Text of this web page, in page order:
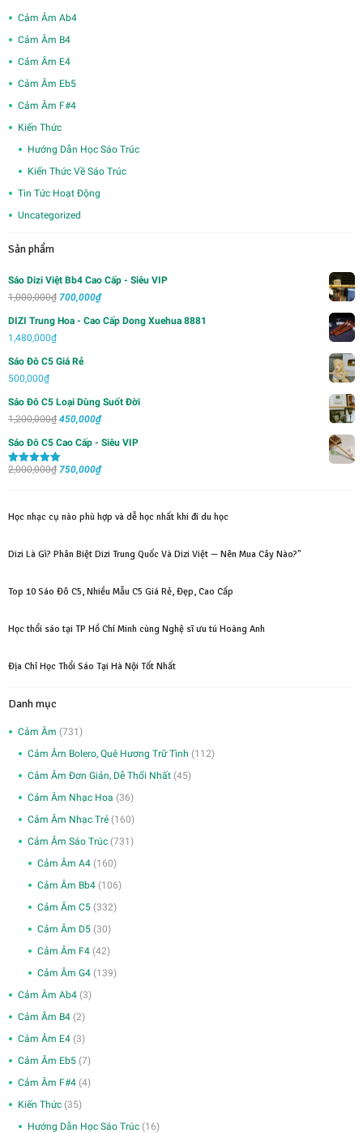
Cảm Âm Ab4
Cảm Âm B4
Cảm Âm E4
Cảm Âm Eb5
Cảm Âm F#4
Kiến Thức
Hướng Dẫn Học Sáo Trúc
Kiến Thức Về Sáo Trúc
Tin Tức Hoạt Động
Uncategorized
Sản phẩm
Sáo Dizi Việt Bb4 Cao Cấp - Siêu VIP
1,000,000₫ Giá
700,000₫Giá
DIZI Trung Hoa - Cao Cấp Dong Xuehua 8881
1,480,000₫
Sáo Đô C5 Giá Rẻ
500,000₫
Sáo Đô C5 Loại Dùng Suốt Đời
1,200,000₫ Giá
1,200,000₫.
450,000₫Giá
là:
Sáo Đô C5 Cao Cấp - Siêu VIP
Được xếp
2,000,000₫ Giá
2,000,000₫.
750,000₫Giá
là:
Học nhạc cụ nào phù hợp và dễ học nhất khi đi du học
Dizi Là Gì? Phân Biệt Dizi Trung Quốc Và Dizi Việt — Nên Mua Cây Nào?"
Top 10 Sáo Đô C5, Nhiều Mẫu C5 Giá Rẻ, Đẹp, Cao Cấp
Học thổi sáo tại TP Hồ Chí Minh cùng Nghệ sĩ ưu tú Hoàng Anh
Địa Chỉ Học Thổi Sáo Tại Hà Nội Tốt Nhất
Danh mục
Cảm Âm (731)
Cảm Âm Bolero, Quê Hương Trữ Tình (112)
Cảm Âm Đơn Giản, Dễ Thổi Nhất (45)
Cảm Âm Nhạc Hoa (36)
Cảm Âm Nhạc Trẻ (160)
Cảm Âm Sáo Trúc (731)
Cảm Âm A4 (160)
Cảm Âm Bb4 (106)
Cảm Âm C5 (332)
Cảm Âm D5 (30)
Cảm Âm F4 (42)
Cảm Âm G4 (139)
Cảm Âm Ab4 (3)
Cảm Âm B4 (2)
Cảm Âm E4 (3)
Cảm Âm Eb5 (7)
Cảm Âm F#4 (4)
Kiến Thức (35)
Hướng Dẫn Học Sáo Trúc (16)